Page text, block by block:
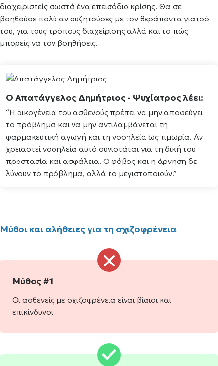
διαχειριστείς σωστά ένα επεισόδιο κρίσης. Θα σε
βοηθούσε πολύ αν συζητούσες με τον θεράποντα γιατρό
του, για τους τρόπους διαχείρισης αλλά και το πώς
μπορείς να τον βοηθήσεις.
Ο Απατάγγελος Δημήτριος - Ψυχίατρος λέει:
“Η οικογένεια του ασθενούς πρέπει να μην αποφεύγει
το πρόβλημα και να μην αντιλαμβάνεται τη
φαρμακευτική αγωγή και τη νοσηλεία ως τιμωρία. Αν
χρειαστεί νοσηλεία αυτό συνιστάται για τη δική του
προστασία και ασφάλεια. Ο φόβος και η άρνηση δε
λύνουν το πρόβλημα, αλλά το μεγιστοποιούν.”
Μύθοι και αλήθειες για τη σχιζοφρένεια
Μύθος #1
Οι ασθενείς με σχιζοφρένεια είναι βίαιοι και
επικίνδυνοι.